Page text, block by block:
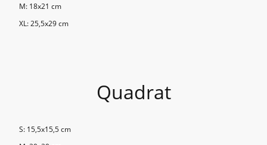
M: 18x21 cm
XL: 25,5x29 cm
Quadrat
S: 15,5x15,5 cm